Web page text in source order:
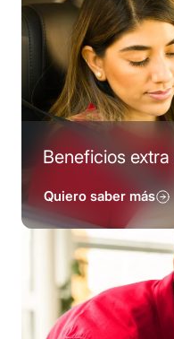
Beneficios
Quiero saber más